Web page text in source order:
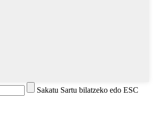
Sakatu Sartu bilatzeko edo ESC